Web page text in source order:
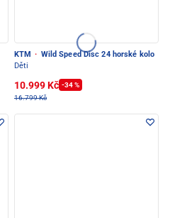
KTM · Wild Speed Disc 24 horské kolo
Děti
10.999 Kč -34 %
16.799 Kč